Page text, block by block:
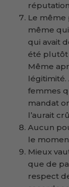
Le même
même
qui avait
été plutôt
Même
légitimité.
femmes
mandat
l’aurait
Aucun
le
Mieux
que de
respect